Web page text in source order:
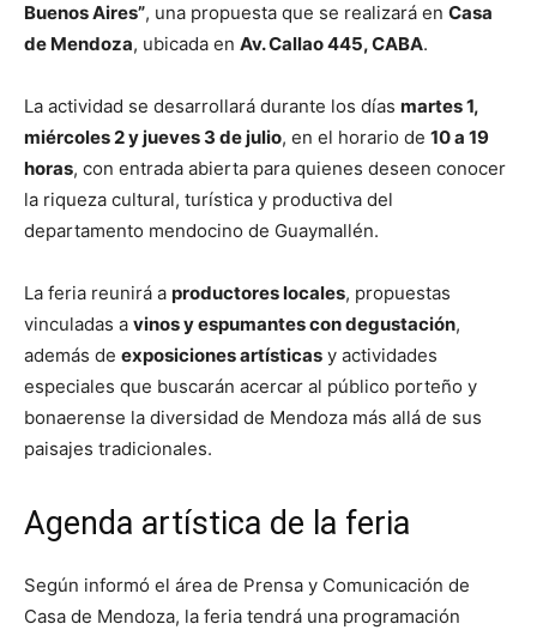
Buenos Aires”, una propuesta que se realizará en Casa
de Mendoza, ubicada en Av. Callao 445, CABA.
La actividad se desarrollará durante los días martes 1,
miércoles 2 y jueves 3 de julio, en el horario de 10 a 19
horas, con entrada abierta para quienes deseen conocer
la riqueza cultural, turística y productiva del
departamento mendocino de Guaymallén.
La feria reunirá a productores locales, propuestas
vinculadas a vinos y espumantes con degustación,
además de exposiciones artísticas y actividades
especiales que buscarán acercar al público porteño y
bonaerense la diversidad de Mendoza más allá de sus
paisajes tradicionales.
Agenda artística de la feria
Según informó el área de Prensa y Comunicación de
Casa de Mendoza, la feria tendrá una programación